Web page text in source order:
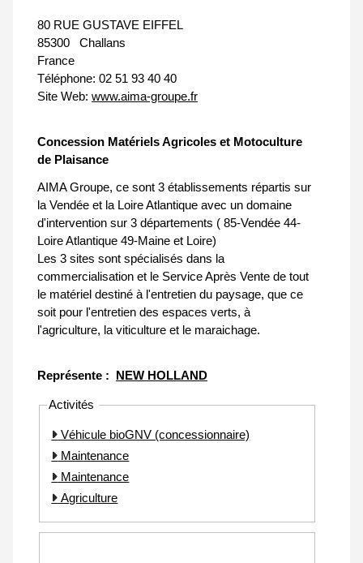
80 RUE GUSTAVE EIFFEL
85300
Challans
France
Téléphone: 02 51 93 40 40
Site Web: www.aima-groupe.fr
Concession Matériels Agricoles et Motoculture
de Plaisance
AIMA Groupe, ce sont 3 établissements répartis sur
la Vendée et la Loire Atlantique avec un domaine
d'intervention sur 3 départements ( 85-Vendée 44-
Loire Atlantique 49-Maine et Loire)
Les 3 sites sont spécialisés dans la
commercialisation et le Service Après Vente de tout
le matériel destiné à l'entretien du paysage, que ce
soit pour l'entretien des espaces verts, à
l'agriculture, la viticulture et le maraichage.
Représente : NEW HOLLAND
Activités
Véhicule bioGNV (concessionnaire)
Maintenance
Maintenance
Agriculture